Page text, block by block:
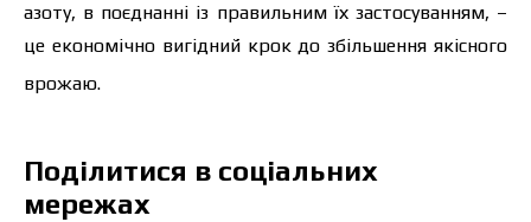
азоту, в поєднанні із правильним їх застосуванням, –
це економічно вигідний крок до збільшення якісного
врожаю.
Поділитися в соціальних
мережах